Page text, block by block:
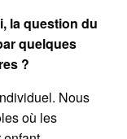
la question du
quelques
?
Nous
où les